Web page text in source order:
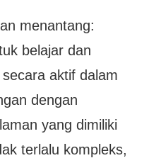
menantang:
belajar dan
aktif dalam
dengan
yang dimiliki
terlalu kompleks,